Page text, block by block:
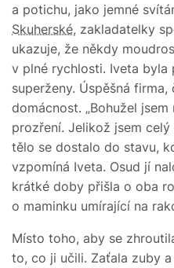
a potichu, jako jemné
Skuherské, zakladatelky
ukazuje, že někdy
v plné rychlosti. Iveta
superženy. Úspěšná
domácnost. „Bohužel
prozření. Jelikož jsem
tělo se dostalo do stavu,
vzpomíná Iveta. Osud jí
krátké doby přišla o oba
o maminku umírající na
Místo toho, aby se
to, co ji učili. Zaťala zuby